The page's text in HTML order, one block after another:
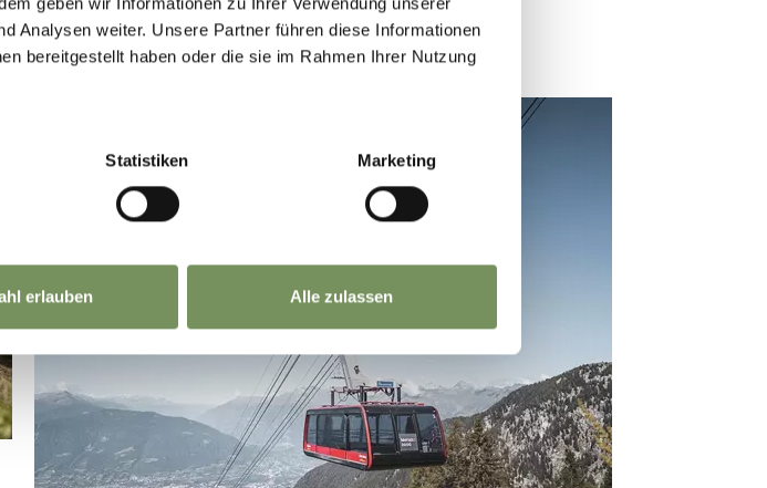
Analysen weiter. Unsere Partner führen diese Informationen
bereitgestellt haben oder die sie im Rahmen Ihrer Nutzung
Statistiken Marketing
erlauben Alle zulassen